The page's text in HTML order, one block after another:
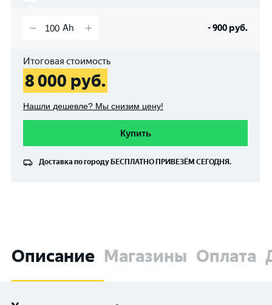
-900руб.
Итоговая стоимость
8 000 руб.
Нашли дешевле? Мы снизим цену!
Купить
Доставка по городу БЕСПЛАТНО ПРИВЕЗЁМ СЕГОДНЯ.
Описание Магазины Оплата